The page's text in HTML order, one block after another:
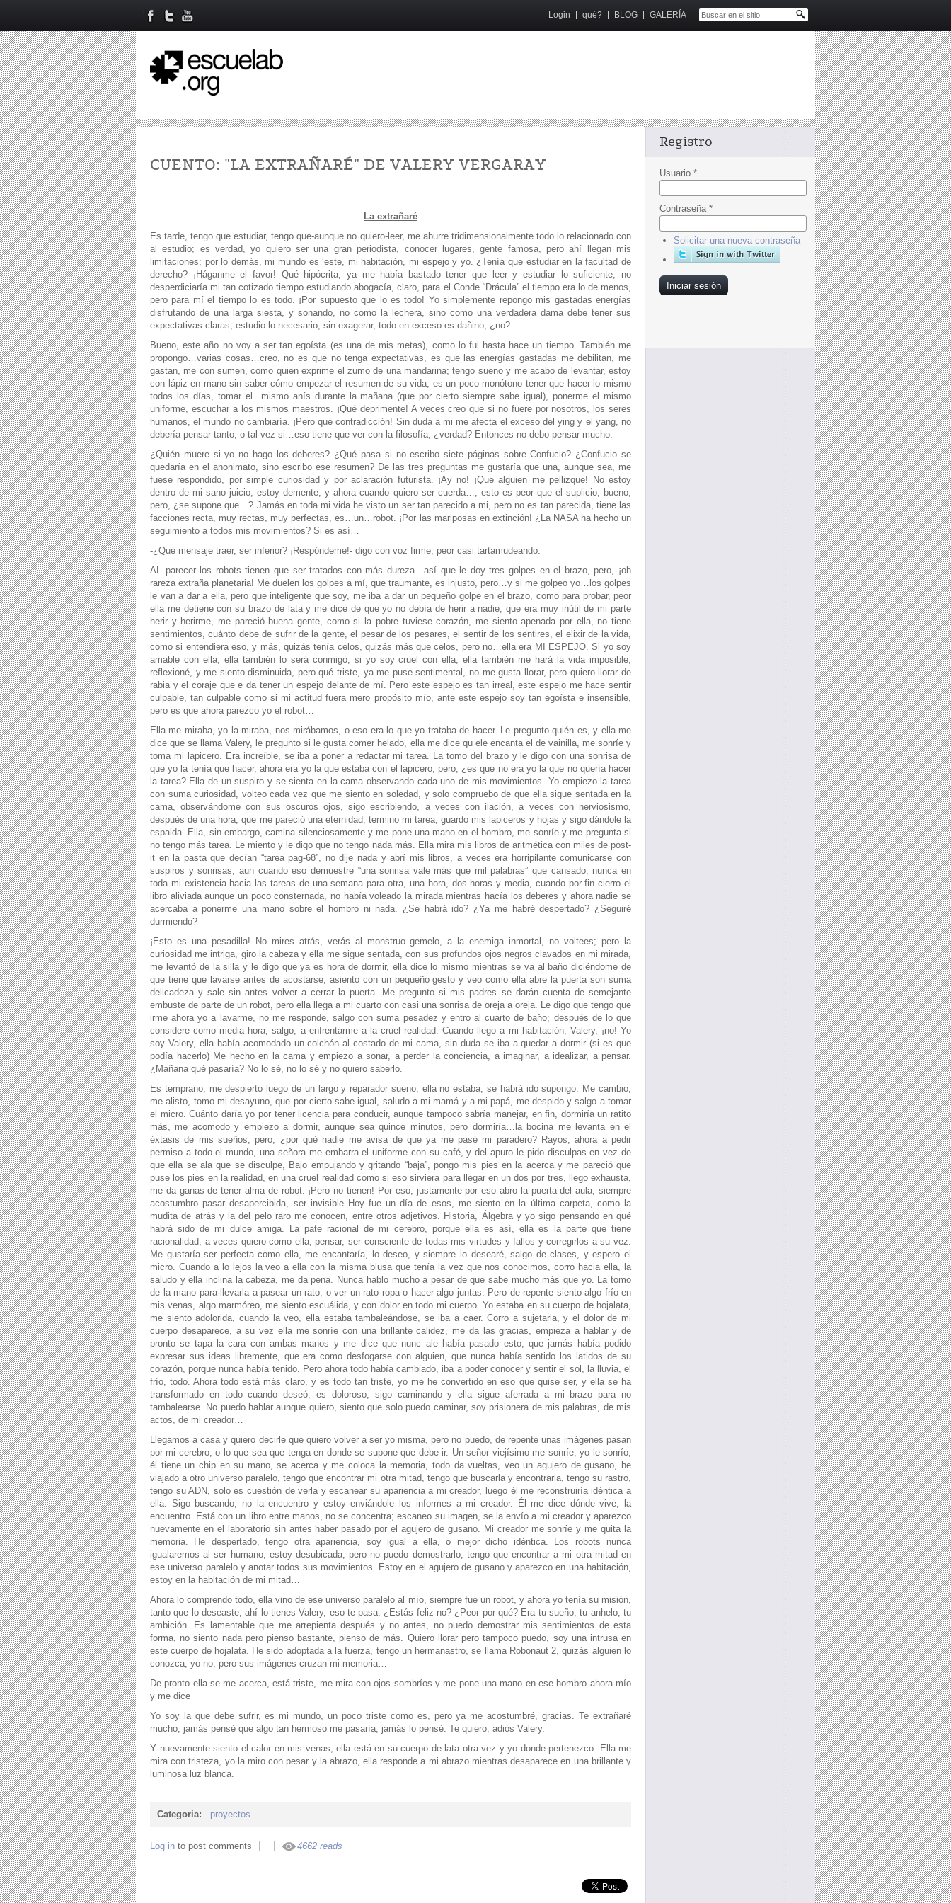
Login qué? BLOG GALERÍA
CUENTO: "LA EXTRAÑARÉ" DE VALERY VERGARAY
La extrañaré
Es tarde, tengo que estudiar, tengo que-aunque no quiero-leer, me aburre tridimensionalmente todo lo relacionado con
al estudio; es verdad, yo quiero ser una gran periodista, conocer lugares, gente famosa, pero ahí llegan mis
limitaciones; por lo demás, mi mundo es ‘este, mi habitación, mi espejo y yo. ¿Tenía que estudiar en la facultad de
derecho? ¡Háganme el favor! Qué hipócrita, ya me había bastado tener que leer y estudiar lo suficiente, no
desperdiciaría mi tan cotizado tiempo estudiando abogacía, claro, para el Conde “Drácula” el tiempo era lo de menos,
pero para mí el tiempo lo es todo. ¡Por supuesto que lo es todo! Yo simplemente repongo mis gastadas energías
disfrutando de una larga siesta, y sonando, no como la lechera, sino como una verdadera dama debe tener sus
expectativas claras; estudio lo necesario, sin exagerar, todo en exceso es dañino, ¿no?
Bueno, este año no voy a ser tan egoísta (es una de mis metas), como lo fui hasta hace un tiempo. También me
propongo…varias cosas…creo, no es que no tenga expectativas, es que las energías gastadas me debilitan, me
gastan, me con sumen, como quien exprime el zumo de una mandarina; tengo sueno y me acabo de levantar, estoy
con lápiz en mano sin saber cómo empezar el resumen de su vida, es un poco monótono tener que hacer lo mismo
todos los días, tomar el
mismo anís durante la mañana (que por cierto siempre sabe igual), ponerme el mismo
uniforme, escuchar a los mismos maestros. ¡Qué deprimente! A veces creo que si no fuere por nosotros, los seres
humanos, el mundo no cambiaría. ¡Pero qué contradicción! Sin duda a mi me afecta el exceso del ying y el yang, no
debería pensar tanto, o tal vez si…eso tiene que ver con la filosofía, ¿verdad? Entonces no debo pensar mucho.
¿Quién muere si yo no hago los deberes? ¿Qué pasa si no escribo siete páginas sobre Confucio? ¿Confucio se
quedaría en el anonimato, sino escribo ese resumen? De las tres preguntas me gustaría que una, aunque sea, me
fuese respondido, por simple curiosidad y por aclaración futurista. ¡Ay no! ¡Que alguien me pellizque! No estoy
dentro de mi sano juicio, estoy demente, y ahora cuando quiero ser cuerda…, esto es peor que el suplicio, bueno,
pero, ¿se supone que…? Jamás en toda mi vida he visto un ser tan parecido a mi, pero no es tan parecida, tiene las
facciones recta, muy rectas, muy perfectas, es…un…robot. ¡Por las mariposas en extinción! ¿La NASA ha hecho un
seguimiento a todos mis movimientos? Si es así…
-¿Qué mensaje traer, ser inferior? ¡Respóndeme!- digo con voz firme, peor casi tartamudeando.
AL parecer los robots tienen que ser tratados con más dureza…así que le doy tres golpes en el brazo, pero, ¡oh
rareza extraña planetaria! Me duelen los golpes a mí, que traumante, es injusto, pero…y si me golpeo yo…los golpes
le van a dar a ella, pero que inteligente que soy, me iba a dar un pequeño golpe en el brazo, como para probar, peor
ella me detiene con su brazo de lata y me dice de que yo no debía de herir a nadie, que era muy inútil de mi parte
herir y herirme, me pareció buena gente, como si la pobre tuviese corazón, me siento apenada por ella, no tiene
sentimientos, cuánto debe de sufrir de la gente, el pesar de los pesares, el sentir de los sentires, el elixir de la vida,
como si entendiera eso, y más, quizás tenía celos, quizás más que celos, pero no…ella era MI ESPEJO. Si yo soy
amable con ella, ella también lo será conmigo, si yo soy cruel con ella, ella también me hará la vida imposible,
reflexioné, y me siento disminuida, pero qué triste, ya me puse sentimental, no me gusta llorar, pero quiero llorar de
rabia y el coraje que e da tener un espejo delante de mí. Pero este espejo es tan irreal, este espejo me hace sentir
culpable, tan culpable como si mi actitud fuera mero propósito mío, ante este espejo soy tan egoísta e insensible,
pero es que ahora parezco yo el robot…
Ella me miraba, yo la miraba, nos mirábamos, o eso era lo que yo trataba de hacer. Le pregunto quién es, y ella me
dice que se llama Valery, le pregunto si le gusta comer helado, ella me dice qu ele encanta el de vainilla, me sonríe y
toma mi lapicero. Era increíble, se iba a poner a redactar mi tarea. La tomo del brazo y le digo con una sonrisa de
que yo la tenía que hacer, ahora era yo la que estaba con el lapicero, pero, ¿es que no era yo la que no quería hacer
la tarea? Ella de un suspiro y se sienta en la cama observando cada uno de mis movimientos. Yo empiezo la tarea
con suma curiosidad, volteo cada vez que me siento en soledad, y solo compruebo de que ella sigue sentada en la
cama, observándome con sus oscuros ojos, sigo escribiendo, a veces con ilación, a veces con nerviosismo,
después de una hora, que me pareció una eternidad, termino mi tarea, guardo mis lapiceros y hojas y sigo dándole la
espalda. Ella, sin embargo, camina silenciosamente y me pone una mano en el hombro, me sonríe y me pregunta si
no tengo más tarea. Le miento y le digo que no tengo nada más. Ella mira mis libros de aritmética con miles de post-
it en la pasta que decían “tarea pag-68”, no dije nada y abrí mis libros, a veces era horripilante comunicarse con
suspiros y sonrisas, aun cuando eso demuestre “una sonrisa vale más que mil palabras” que cansado, nunca en
toda mi existencia hacia las tareas de una semana para otra, una hora, dos horas y media, cuando por fin cierro el
libro aliviada aunque un poco consternada, no había voleado la mirada mientras hacía los deberes y ahora nadie se
acercaba a ponerme una mano sobre el hombro ni nada. ¿Se habrá ido? ¿Ya me habré despertado? ¿Seguiré
durmiendo?
¡Esto es una pesadilla! No mires atrás, verás al monstruo gemelo, a la enemiga inmortal, no voltees; pero la
curiosidad me intriga, giro la cabeza y ella me sigue sentada, con sus profundos ojos negros clavados en mi mirada,
me levantó de la silla y le digo que ya es hora de dormir, ella dice lo mismo mientras se va al baño diciéndome de
que tiene que lavarse antes de acostarse, asiento con un pequeño gesto y veo como ella abre la puerta son suma
delicadeza y sale sin antes volver a cerrar la puerta. Me pregunto si mis padres se darán cuenta de semejante
embuste de parte de un robot, pero ella llega a mi cuarto con casi una sonrisa de oreja a oreja. Le digo que tengo que
irme ahora yo a lavarme, no me responde, salgo con suma pesadez y entro al cuarto de baño; después de lo que
considere como media hora, salgo, a enfrentarme a la cruel realidad. Cuando llego a mi habitación, Valery, ¡no! Yo
soy Valery, ella había acomodado un colchón al costado de mi cama, sin duda se iba a quedar a dormir (si es que
podía hacerlo) Me hecho en la cama y empiezo a sonar, a perder la conciencia, a imaginar, a idealizar, a pensar.
¿Mañana qué pasaría? No lo sé, no lo sé y no quiero saberlo.
Es temprano, me despierto luego de un largo y reparador sueno, ella no estaba, se habrá ido supongo. Me cambio,
me alisto, tomo mi desayuno, que por cierto sabe igual, saludo a mi mamá y a mi papá, me despido y salgo a tomar
el micro. Cuánto daría yo por tener licencia para conducir, aunque tampoco sabría manejar, en fin, dormiría un ratito
más, me acomodo y empiezo a dormir, aunque sea quince minutos, pero dormiría…la bocina me levanta en el
éxtasis de mis sueños, pero, ¿por qué nadie me avisa de que ya me pasé mi paradero? Rayos, ahora a pedir
permiso a todo el mundo, una señora me embarra el uniforme con su café, y del apuro le pido disculpas en vez de
que ella se ala que se disculpe, Bajo empujando y gritando “baja”, pongo mis pies en la acerca y me pareció que
puse los pies en la realidad, en una cruel realidad como si eso sirviera para llegar en un dos por tres, llego exhausta,
me da ganas de tener alma de robot. ¡Pero no tienen! Por eso, justamente por eso abro la puerta del aula, siempre
acostumbro pasar desapercibida, ser invisible Hoy fue un día de esos, me siento en la última carpeta, como la
mudita de atrás y la del pelo raro me conocen, entre otros adjetivos. Historia, Álgebra y yo sigo pensando en qué
habrá sido de mi dulce amiga. La pate racional de mi cerebro, porque ella es así, ella es la parte que tiene
racionalidad, a veces quiero como ella, pensar, ser consciente de todas mis virtudes y fallos y corregirlos a su vez.
Me gustaría ser perfecta como ella, me encantaría, lo deseo, y siempre lo desearé, salgo de clases, y espero el
micro. Cuando a lo lejos la veo a ella con la misma blusa que tenía la vez que nos conocimos, corro hacia ella, la
saludo y ella inclina la cabeza, me da pena. Nunca hablo mucho a pesar de que sabe mucho más que yo. La tomo
de la mano para llevarla a pasear un rato, o ver un rato ropa o hacer algo juntas. Pero de repente siento algo frío en
mis venas, algo marmóreo, me siento escuálida, y con dolor en todo mi cuerpo. Yo estaba en su cuerpo de hojalata,
me siento adolorida, cuando la veo, ella estaba tambaleándose, se iba a caer. Corro a sujetarla, y el dolor de mi
cuerpo desaparece, a su vez ella me sonríe con una brillante calidez, me da las gracias, empieza a hablar y de
pronto se tapa la cara con ambas manos y me dice que nunc ale había pasado esto, que jamás había podido
expresar sus ideas libremente, que era como desfogarse con alguien, que nunca había sentido los latidos de su
corazón, porque nunca había tenido. Pero ahora todo había cambiado, iba a poder conocer y sentir el sol, la lluvia, el
frío, todo. Ahora todo está más claro, y es todo tan triste, yo me he convertido en eso que quise ser, y ella se ha
transformado en todo cuando deseó, es doloroso, sigo caminando y ella sigue aferrada a mi brazo para no
tambalearse. No puedo hablar aunque quiero, siento que solo puedo caminar, soy prisionera de mis palabras, de mis
actos, de mi creador…
Llegamos a casa y quiero decirle que quiero volver a ser yo misma, pero no puedo, de repente unas imágenes pasan
por mi cerebro, o lo que sea que tenga en donde se supone que debe ir. Un señor viejísimo me sonríe, yo le sonrío,
él tiene un chip en su mano, se acerca y me coloca la memoria, todo da vueltas, veo un agujero de gusano, he
viajado a otro universo paralelo, tengo que encontrar mi otra mitad, tengo que buscarla y encontrarla, tengo su rastro,
tengo su ADN, solo es cuestión de verla y escanear su apariencia a mi creador, luego él me reconstruiría idéntica a
ella. Sigo buscando, no la encuentro y estoy enviándole los informes a mi creador. Él me dice dónde vive, la
encuentro. Está con un libro entre manos, no se concentra; escaneo su imagen, se la envío a mi creador y aparezco
nuevamente en el laboratorio sin antes haber pasado por el agujero de gusano. Mi creador me sonríe y me quita la
memoria. He despertado, tengo otra apariencia, soy igual a ella, o mejor dicho idéntica. Los robots nunca
igualaremos al ser humano, estoy desubicada, pero no puedo demostrarlo, tengo que encontrar a mi otra mitad en
ese universo paralelo y anotar todos sus movimientos. Estoy en el agujero de gusano y aparezco en una habitación,
estoy en la habitación de mi mitad…
Ahora lo comprendo todo, ella vino de ese universo paralelo al mío, siempre fue un robot, y ahora yo tenía su misión,
tanto que lo deseaste, ahí lo tienes Valery, eso te pasa. ¿Estás feliz no? ¿Peor por qué? Era tu sueño, tu anhelo, tu
ambición. Es lamentable que me arrepienta después y no antes, no puedo demostrar mis sentimientos de esta
forma, no siento nada pero pienso bastante, pienso de más. Quiero llorar pero tampoco puedo, soy una intrusa en
este cuerpo de hojalata. He sido adoptada a la fuerza, tengo un hermanastro, se llama Robonaut 2, quizás alguien lo
conozca, yo no, pero sus imágenes cruzan mi memoria…
De pronto ella se me acerca, está triste, me mira con ojos sombríos y me pone una mano en ese hombro ahora mío
y me dice
Yo soy la que debe sufrir, es mi mundo, un poco triste como es, pero ya me acostumbré, gracias. Te extrañaré
mucho, jamás pensé que algo tan hermoso me pasaría, jamás lo pensé. Te quiero, adiós Valery.
Y nuevamente siento el calor en mis venas, ella está en su cuerpo de lata otra vez y yo donde pertenezco. Ella me
mira con tristeza, yo la miro con pesar y la abrazo, ella responde a mi abrazo mientras desaparece en una brillante y
luminosa luz blanca.
Categoria: proyectos
Log in to post comments 4662 reads
Registro
Usuario *
Contraseña *
Solicitar una nueva contraseña